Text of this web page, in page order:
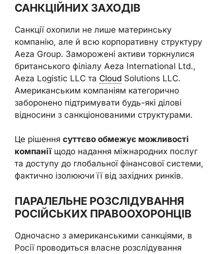
САНКЦІЙНИХ ЗАХОДІВ
Санкції охопили не лише материнську
компанію, але й всю корпоративну структуру
Aeza Group. Заморожені активи торкнулися
британського філіалу Aeza International Ltd.,
Aeza Logistic LLC та Cloud Solutions LLC.
Американським компаніям категорично
заборонено підтримувати будь-які ділові
відносини з санкціонованими структурами.
Це рішення суттєво обмежує можливості
компаніїщодо надання міжнародних послуг
та доступу до глобальної фінансової системи,
фактично ізолюючи її від західних ринків.
ПАРАЛЕЛЬНЕ РОЗСЛІДУВАННЯ
РОСІЙСЬКИХ ПРАВООХОРОНЦІВ
Одночасно з американськими санкціями, в
Росії проводиться власне розслідування